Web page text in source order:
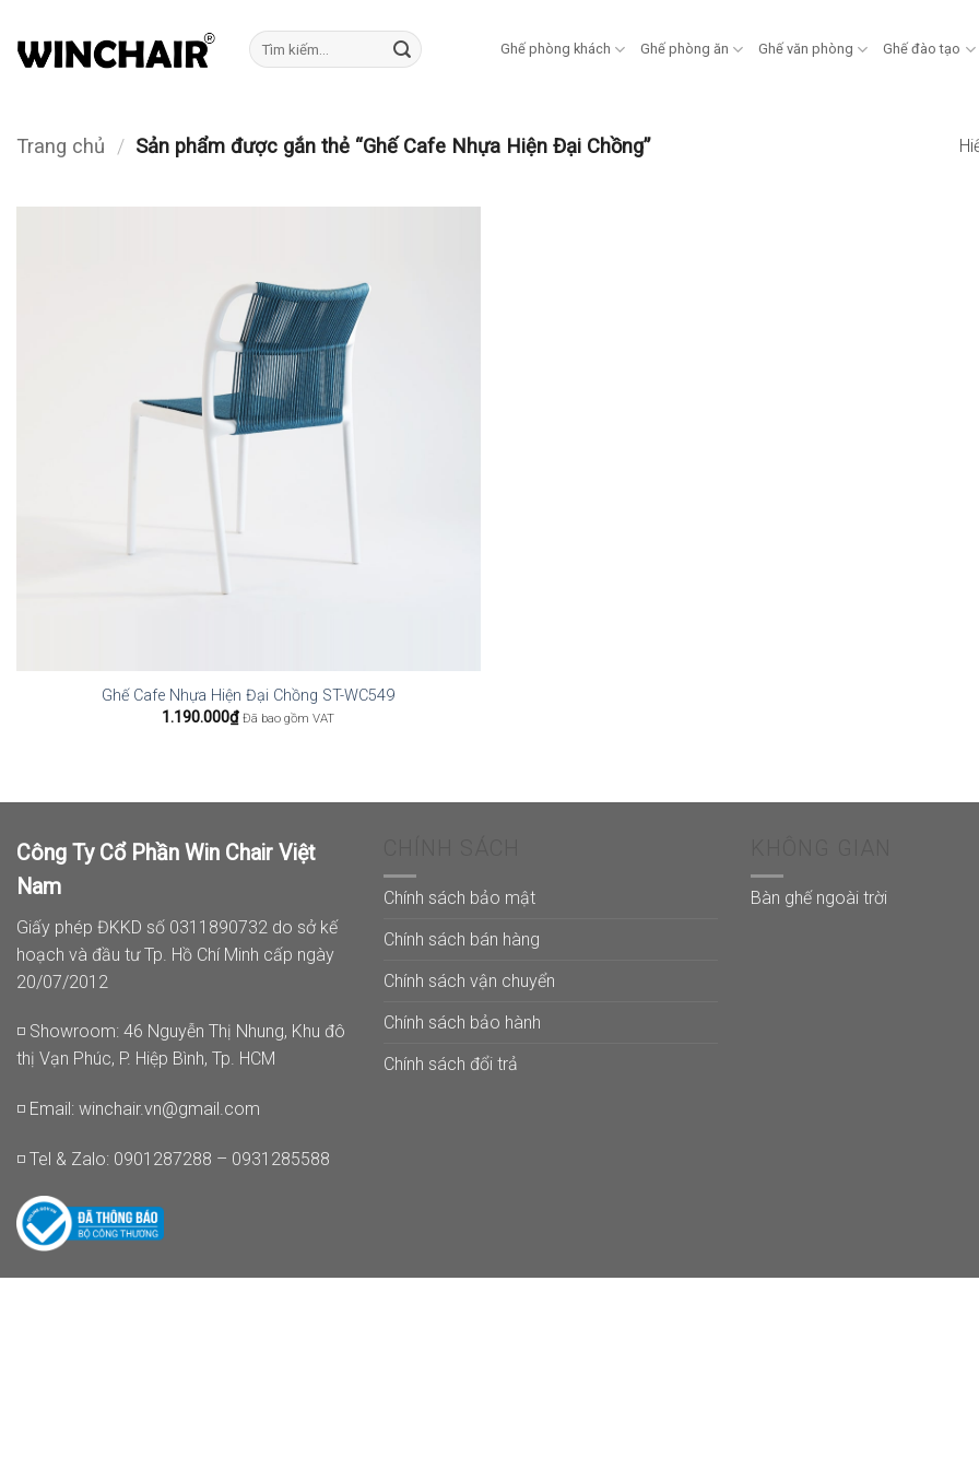
qua
Tìm
kiếm:
Ghế phòng khách Ghế phòng ăn Ghế văn phòng Ghế đào tạo
Trang chủ / Sản phẩm được gắn thẻ “Ghế Cafe Nhựa Hiện Đại Chồng”
Ghế Cafe Nhựa Hiện Đại Chồng ST-WC549
1.190.000₫ Đã bao gồm VAT
Công Ty Cổ Phần Win Chair Việt
Nam
Giấy phép ĐKKD số 0311890732 do sở kế
hoạch và đầu tư Tp. Hồ Chí Minh cấp ngày
20/07/2012
◽ Showroom: 46 Nguyễn Thị Nhung, Khu đô
thị Vạn Phúc, P. Hiệp Bình, Tp. HCM
◽ Email: winchair.vn@gmail.com
◽ Tel & Zalo: 0901287288 – 0931285588
Chính sách bảo mật
Chính sách bán hàng
Chính sách vận chuyển
Chính sách bảo hành
Chính sách đổi trả
Bàn ghế ngoài trời